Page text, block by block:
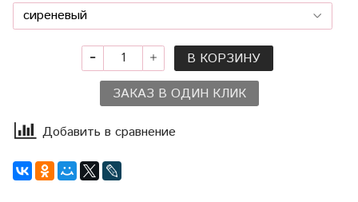
В КОРЗИНУ
ЗАКАЗ В ОДИН КЛИК
Добавить в сравнение